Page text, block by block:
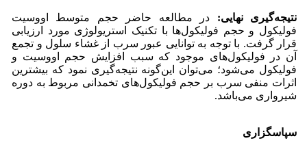
نتیجه‌گیری نهایی: در مطالعه حاضر حجم متوسط اووسیت
فولیکول و حجم فولیکول‌ها با تکنیک استریولوژی مورد ارزیابی
قرار گرفت. با توجه به توانایی عبور سرب از غشاء سلول و تجمع
آن در فولیکول‌های موجود که سبب افزایش حجم اووسیت و
فولیکول می‌شود؛ می‌توان این‌گونه نتیجه‌گیری نمود که بیشترین
اثرات منفی سرب بر حجم فولیکول‌های تخمدانی مربوط به دوره
شیرواری می‌باشد.
سپاسگزاری